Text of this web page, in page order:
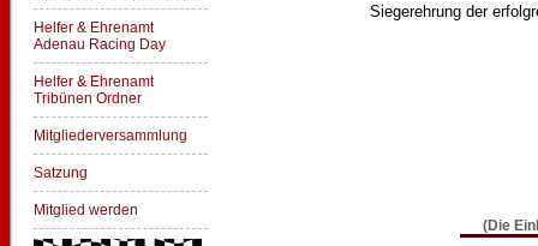
Helfer & Ehrenamt
Adenau Racing Day
Helfer & Ehrenamt
Tribünen Ordner
Mitgliederversammlung
Satzung
Mitglied werden
Siegerehrung der
(Die